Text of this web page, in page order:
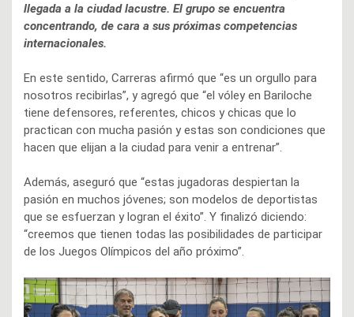
llegada a la ciudad lacustre. El grupo se encuentra
concentrando, de cara a sus próximas competencias
internacionales.
En este sentido, Carreras afirmó que “es un orgullo para
nosotros recibirlas”, y agregó que “el vóley en Bariloche
tiene defensores, referentes, chicos y chicas que lo
practican con mucha pasión y estas son condiciones que
hacen que elijan a la ciudad para venir a entrenar”.
Además, aseguró que “estas jugadoras despiertan la
pasión en muchos jóvenes; son modelos de deportistas
que se esfuerzan y logran el éxito”. Y finalizó diciendo:
“creemos que tienen todas las posibilidades de participar
de los Juegos Olímpicos del año próximo”.